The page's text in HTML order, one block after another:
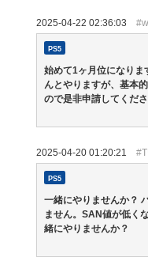
2025-04-22 02:36:03
PS5
始めて1ヶ月位になりま
んとやりますが、基本
ので是非申請してくだ
2025-04-20 01:20:21
PS5
一緒にやりませんか？
ません。SAN値が低く
緒にやりませんか？